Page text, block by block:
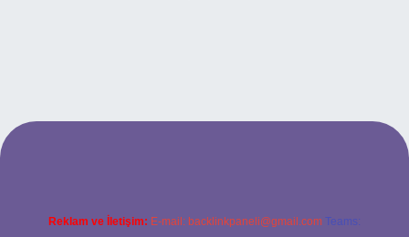
giriş
Reklam ve İletişim: E-mail: backlinkpaneli@gmail.com Teams: